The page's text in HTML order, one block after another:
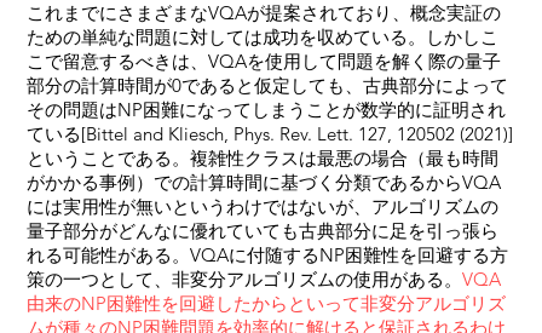
これまでにさまざまなVQAが提案されており、概念実証の
ための単純な問題に対しては成功を収めている。しかしこ
こで留意するべきは、VQAを使用して問題を解く際の量子
部分の計算時間が0であると仮定しても、古典部分によって
その問題はNP困難になってしまうことが数学的に証明され
ている[Bittel and Kliesch, Phys. Rev. Lett. 127, 120502 (2021)]
ということである。複雑性クラスは最悪の場合（最も時間
がかかる事例）での計算時間に基づく分類であるからVQA
には実用性が無いというわけではないが、アルゴリズムの
量子部分がどんなに優れていても古典部分に足を引っ張ら
れる可能性がある。VQAに付随するNP困難性を回避する方
策の一つとして、非変分アルゴリズムの使用がある。VQA
由来のNP困難性を回避したからといって非変分アルゴリズ
ムが種々のNP困難問題を効率的に解けると保証されるわけ